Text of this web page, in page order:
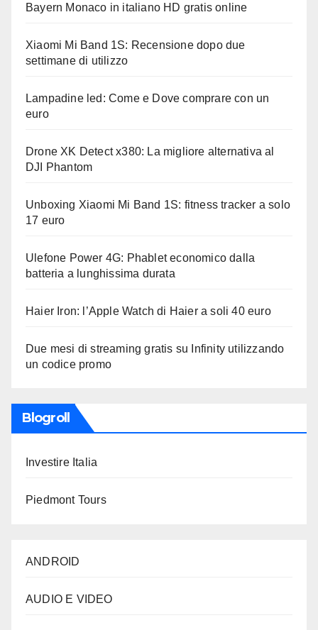
Bayern Monaco in italiano HD gratis online
Xiaomi Mi Band 1S: Recensione dopo due
settimane di utilizzo
Lampadine led: Come e Dove comprare con un
euro
Drone XK Detect x380: La migliore alternativa al
DJI Phantom
Unboxing Xiaomi Mi Band 1S: fitness tracker a solo
17 euro
Ulefone Power 4G: Phablet economico dalla
batteria a lunghissima durata
Haier Iron: l’Apple Watch di Haier a soli 40 euro
Due mesi di streaming gratis su Infinity utilizzando
un codice promo
Blogroll
Investire Italia
Piedmont Tours
ANDROID
AUDIO E VIDEO